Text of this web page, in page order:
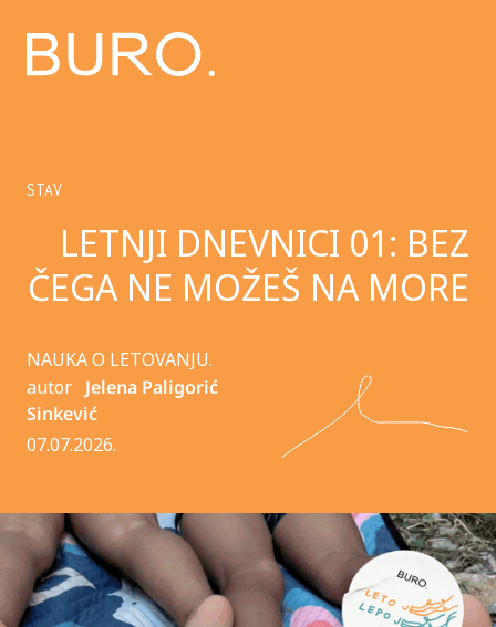
STAV
LETNJI DNEVNICI 01: BEZ
ČEGA NE MOŽEŠ NA MORE
NAUKA O LETOVANJU.
autor Jelena Paligorić
Sinkević
07.07.2026.